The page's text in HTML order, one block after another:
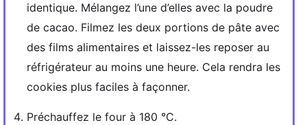
identique. Mélangez l’une d’elles avec la poudre
de cacao. Filmez les deux portions de pâte avec
des films alimentaires et laissez-les reposer au
réfrigérateur au moins une heure. Cela rendra les
cookies plus faciles à façonner.
Préchauffez le four à 180 °C.